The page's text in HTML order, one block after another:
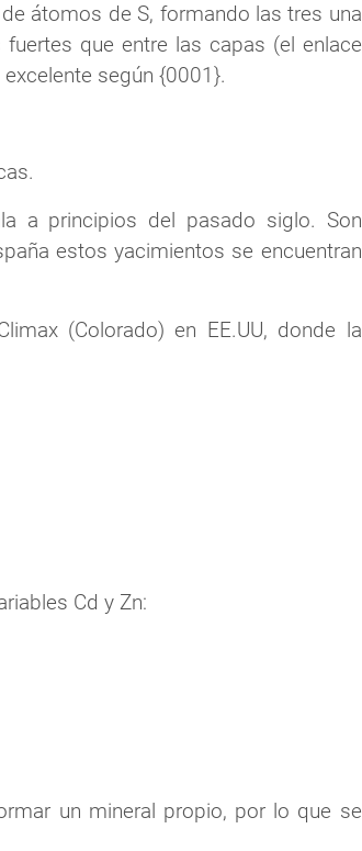
átomos de S, formando las tres una
que entre las capas (el enlace
según {0001}.
a principios del pasado siglo. Son
estos yacimientos se encuentran
(Colorado) en EE.UU, donde la
Cd y Zn:
un mineral propio, por lo que se